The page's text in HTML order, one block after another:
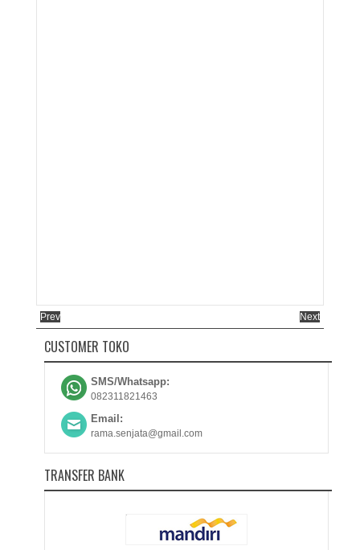
Prev Next
CUSTOMER TOKO
SMS/Whatsapp:
082311821463
Email:
rama.senjata@gmail.com
TRANSFER BANK